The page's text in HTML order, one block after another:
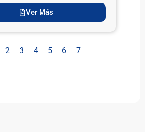
Ver Más
2 3 4 5 6 7